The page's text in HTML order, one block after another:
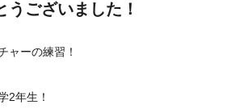
うございました！
ャーの練習！
2年生！